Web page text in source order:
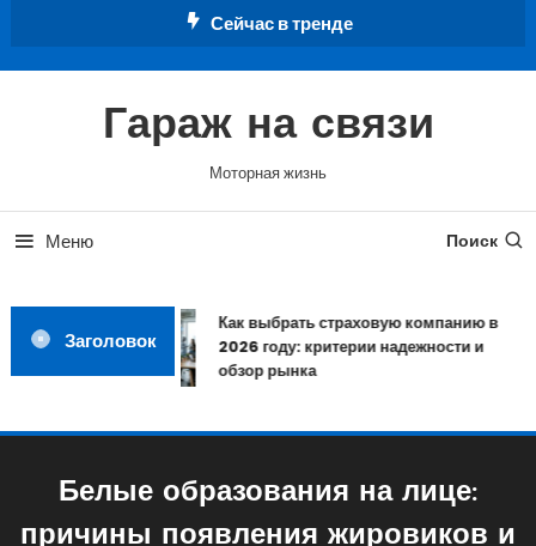
Сейчас в тренде
Гараж на связи
Моторная жизнь
Меню Поиск
Заголовок
Как выбрать страховую компанию в
2026 году: критерии надежности и
обзор рынка
Белые образования на лице:
причины появления жировиков и